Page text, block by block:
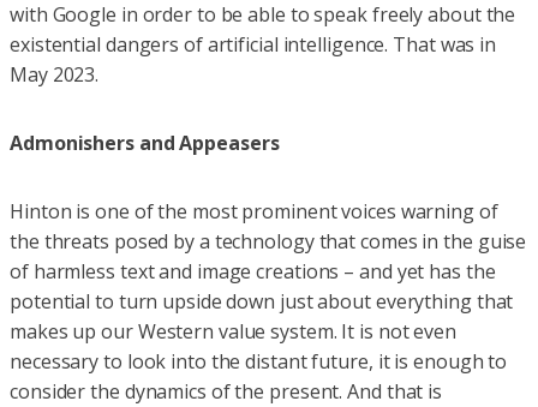
with Google in order to be able to speak freely about the
existential dangers of artificial intelligence. That was in
May 2023.
Admonishers and Appeasers
Hinton is one of the most prominent voices warning of
the threats posed by a technology that comes in the guise
of harmless text and image creations – and yet has the
potential to turn upside down just about everything that
makes up our Western value system. It is not even
necessary to look into the distant future, it is enough to
consider the dynamics of the present. And that is